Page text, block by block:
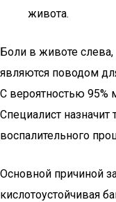
живота.
Боли в животе
являются поводом
С вероятностью 95%
Специалист назначит
воспалительного
Основной причиной
кислотоустойчивая